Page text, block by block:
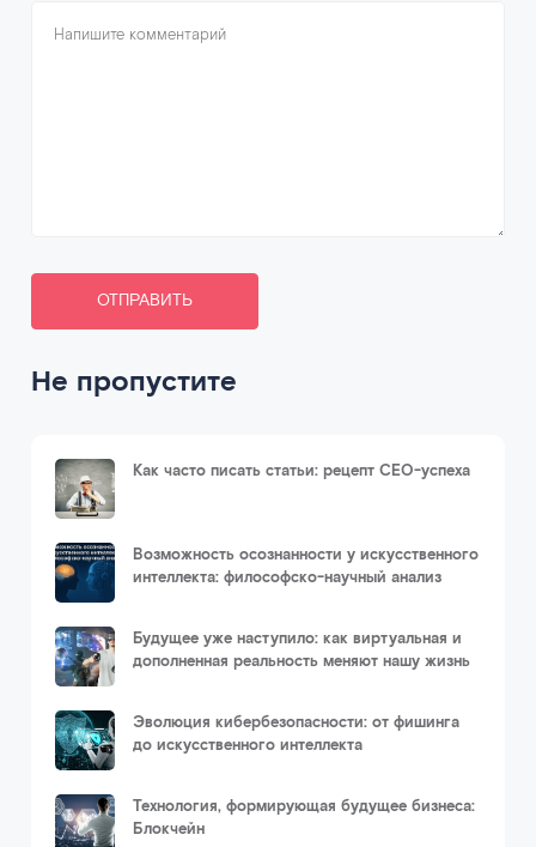
ОТПРАВИТЬ
Не пропустите
Как часто писать статьи: рецепт СЕО-успеха
Возможность осознанности у искусственного
интеллекта: философско-научный анализ
Будущее уже наступило: как виртуальная и
дополненная реальность меняют нашу жизнь
Эволюция кибербезопасности: от фишинга
до искусственного интеллекта
Технология, формирующая будущее бизнеса:
Блокчейн